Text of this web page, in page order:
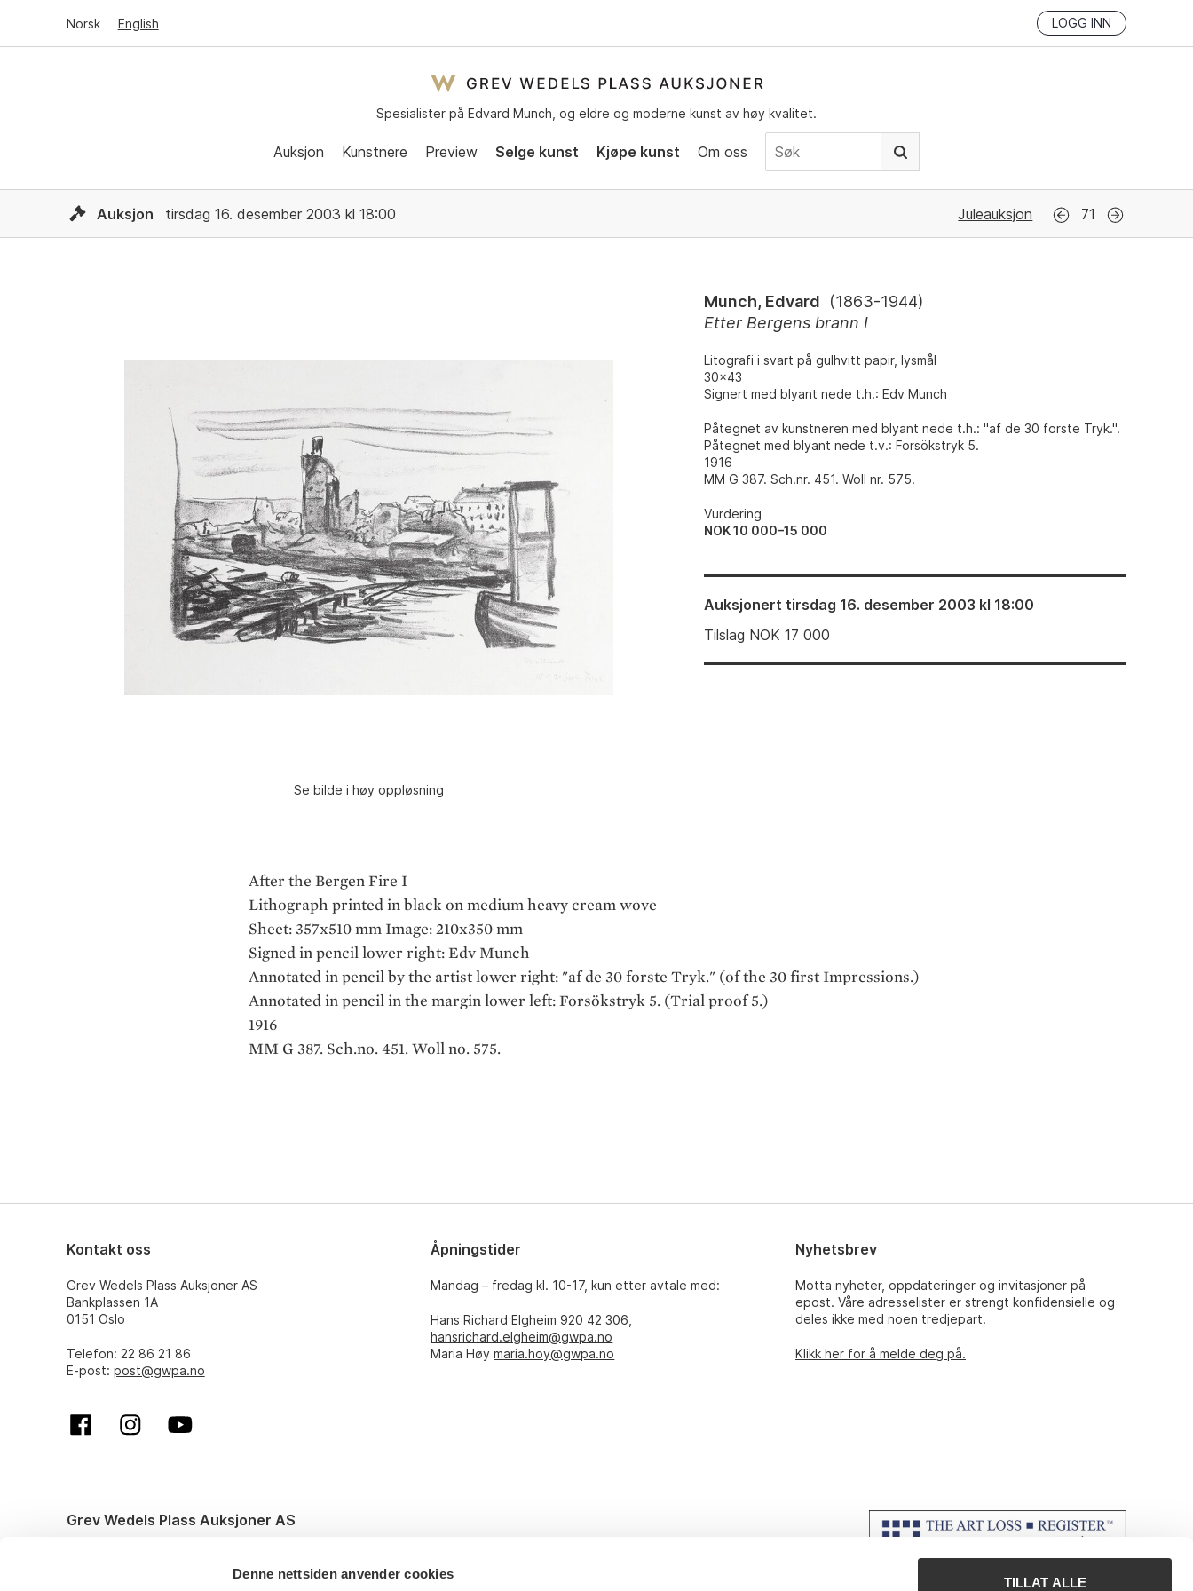
Denne nettsiden anvender cookies
TILLAT ALLE
Norsk English LOGG INN
Spesialister på Edvard Munch, og eldre og moderne kunst av høy kvalitet.
Auksjon Kunstnere Preview Selge kunst Kjøpe kunst Om oss
Auksjon tirsdag 16. desember 2003 kl 18:00 Juleauksjon 71
Se bilde i høy oppløsning
Munch, Edvard (1863-1944)
Etter Bergens brann I
Litografi i svart på gulhvitt papir, lysmål
30x43
Signert med blyant nede t.h.: Edv Munch
Påtegnet av kunstneren med blyant nede t.h.: "af de 30 forste Tryk.".
Påtegnet med blyant nede t.v.: Forsökstryk 5.
1916
MM G 387. Sch.nr. 451. Woll nr. 575.
Vurdering
NOK 10 000–15 000
Auksjonert tirsdag 16. desember 2003 kl 18:00
Tilslag NOK17 000
After the Bergen Fire I
Lithograph printed in black on medium heavy cream wove
Sheet: 357x510 mm Image: 210x350 mm
Signed in pencil lower right: Edv Munch
Annotated in pencil by the artist lower right: "af de 30 forste Tryk." (of the 30 first Impressions.)
Annotated in pencil in the margin lower left: Forsökstryk 5. (Trial proof 5.)
1916
MM G 387. Sch.no. 451. Woll no. 575.
Kontakt oss
Grev Wedels Plass Auksjoner AS
Bankplassen 1A
0151 Oslo
Telefon: 22 86 21 86
E-post: post@gwpa.no
Åpningstider
Mandag – fredag kl. 10-17, kun etter avtale med:
Hans Richard Elgheim 920 42 306,
hansrichard.elgheim@gwpa.no
Maria Høymaria.hoy@gwpa.no
Nyhetsbrev
Motta nyheter, oppdateringer og invitasjoner på
epost. Våre adresselister er strengt konfidensielle og
deles ikke med noen tredjepart.
Klikk her for å melde deg på.
Grev Wedels Plass Auksjoner AS